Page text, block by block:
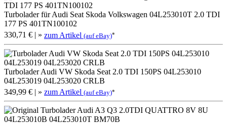
Turbolader für Audi Seat Skoda Volkswagen 04L253010T 2.0 TDI
177 PS 401TN100102
330,71 € | » zum Artikel (auf eBay)*
Turbolader Audi VW Skoda Seat 2.0 TDI 150PS 04L253010
04L253019 04L253020 CRLB
349,99 € | » zum Artikel (auf eBay)*